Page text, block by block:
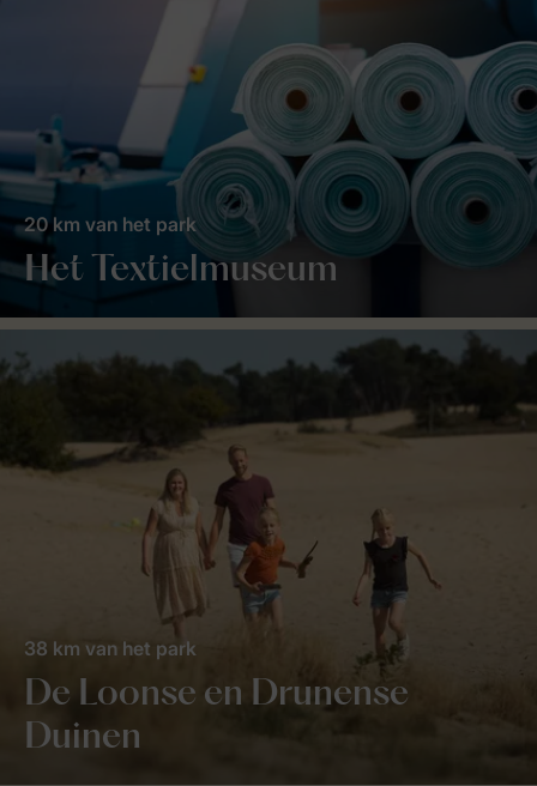
Het Textielmuseum
20 km van het park
De Loonse en Drunense
Duinen
38 km van het park